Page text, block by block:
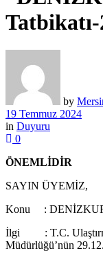
by
19 Temmuz 2024
in Duyuru
0
ÖNEMLİDİR
SAYIN ÜYEMİZ,
Konu :
İlgi : T.C. Ulaştırma
Müdürlüğü’nün